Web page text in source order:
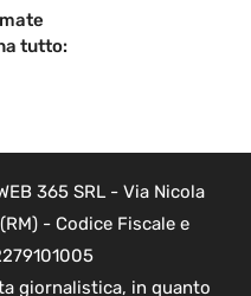
tutto:
365 SRL - Via Nicola
- Codice Fiscale e
giornalistica, in quanto